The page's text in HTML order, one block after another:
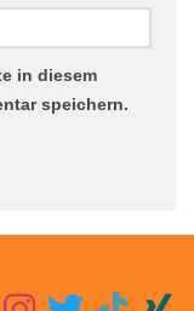
in diesem
speichern.